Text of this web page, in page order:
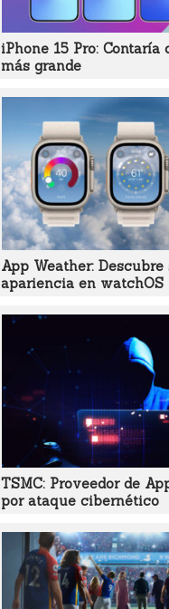
iPhone 15 Pro:
más grande
App Weather:
apariencia en watchOS
TSMC: Proveedor de
por ataque cibernético